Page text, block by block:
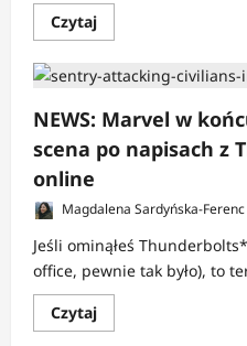
CzytajDowiedz
się
NEWS:
Czwórka:
Pierwsze
krok
–
Baxter
Building
bogato
NEWS: Marvel w
scena po napisach z
online
Magdalena Sardyńska-Ferenc
Jeśli ominąłeś
office, pewnie tak było), to
CzytajDowiedz
się